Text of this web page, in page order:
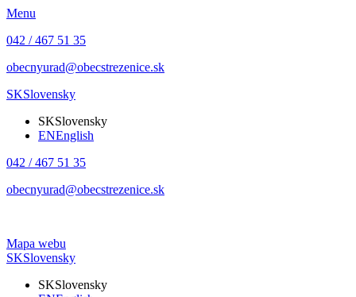
Menu
042 / 467 51 35
obecnyurad@obecstrezenice.sk
SKSlovensky
SKSlovensky
ENEnglish
042 / 467 51 35
obecnyurad@obecstrezenice.sk
Mapa webu
SKSlovensky
SKSlovensky